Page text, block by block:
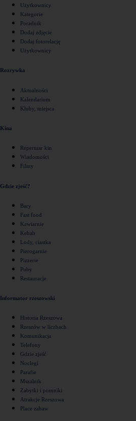
Użytkownicy
Kategorie
Poradnik
Dodaj zdjęcie
Dodaj fotorelację
Użytkownicy
Rozrywka
Aktualności
Kalendarium
Kluby, miejsca
Kina
Repertuar kin
Wiadomości
Filmy
Gdzie zjeść?
Bary
Fast food
Kawiarnie
Kebab
Lody, ciastka
Pierogarnie
Pizzerie
Puby
Restauracje
Informator rzeszowski
Historia Rzeszowa
Rzeszów w liczbach
Komunikacja
Telefony
Gdzie zjeść
Noclegi
Parafie
Mszalnik
Zabytki i pomniki
Atrakcje Rzeszowa
Place zabaw